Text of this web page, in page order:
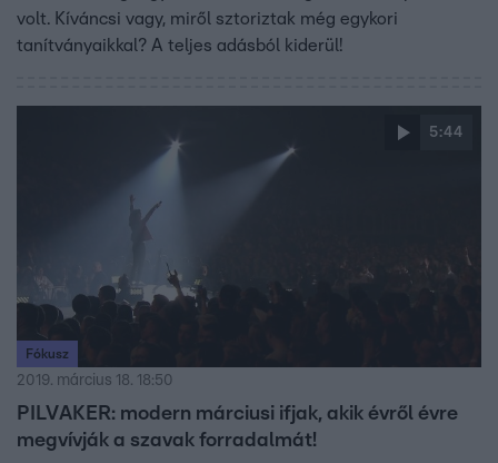
volt. Kíváncsi vagy, miről sztoriztak még egykori
tanítványaikkal? A teljes adásból kiderül!
5:44
Fókusz
2019. március 18. 18:50
PILVAKER: modern márciusi ifjak, akik évről évre
megvívják a szavak forradalmát!